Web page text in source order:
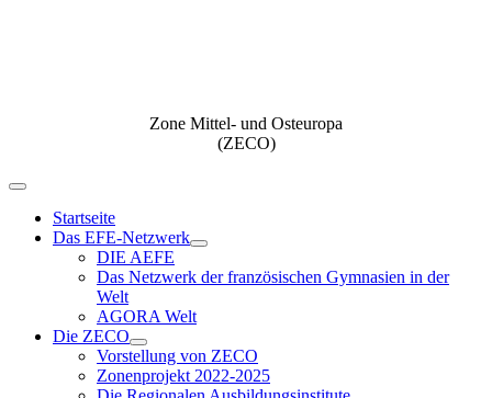
Zone Mittel- und Osteuropa
(ZECO)
Navigation
umschaltenStartseite
Das EFE-Netzwerk
DIE AEFE
Das Netzwerk der französischen Gymnasien in der
Welt
AGORA Welt
Die ZECO
Vorstellung von ZECO
Zonenprojekt 2022-2025